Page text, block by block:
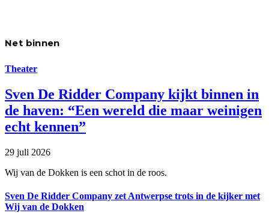
Net binnen
Theater
Sven De Ridder Company kijkt binnen in
de haven: “Een wereld die maar weinigen
echt kennen”
29 juli 2026
Wij van de Dokken is een schot in de roos.
Sven De Ridder Company zet Antwerpse trots in de kijker met
Wij van de Dokken